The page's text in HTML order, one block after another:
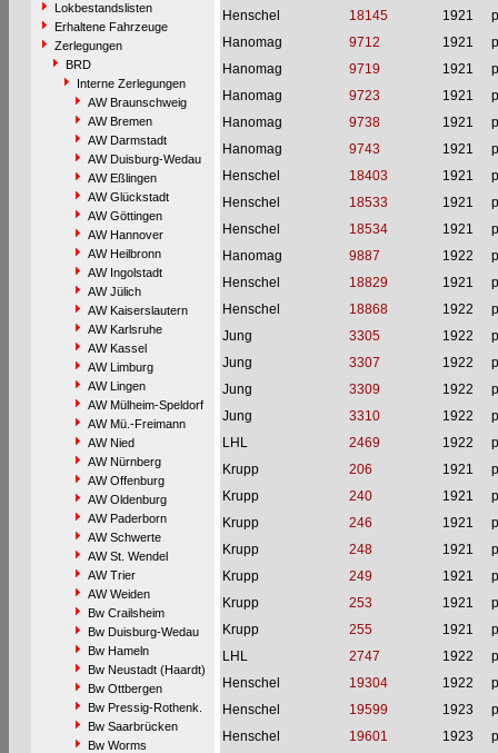
Lokbestandslisten
Erhaltene Fahrzeuge
Zerlegungen
BRD
Interne Zerlegungen
AW Braunschweig
AW Bremen
AW Darmstadt
AW Duisburg-Wedau
AW Eßlingen
AW Glückstadt
AW Göttingen
AW Hannover
AW Heilbronn
AW Ingolstadt
AW Jülich
AW Kaiserslautern
AW Karlsruhe
AW Kassel
AW Limburg
AW Lingen
AW Mülheim-Speldorf
AW Mü.-Freimann
AW Nied
AW Nürnberg
AW Offenburg
AW Oldenburg
AW Paderborn
AW Schwerte
AW St. Wendel
AW Trier
AW Weiden
Bw Crailsheim
Bw Duisburg-Wedau
Bw Hameln
Bw Neustadt (Haardt)
Bw Ottbergen
Bw Pressig-Rothenk.
Bw Saarbrücken
Bw Worms
Henschel
18145 1921
Hanomag
9712 1921
Hanomag
9719 1921
Hanomag
9723 1921
Hanomag
9738 1921
Hanomag
9743 1921
Henschel
18403 1921
Henschel
18533 1921
Henschel
18534 1921
Hanomag
9887 1922
Henschel
18829 1921
Henschel
18868 1922
Jung
3305 1922
Jung
3307 1922
Jung
3309 1922
Jung
3310 1922
LHL
2469 1922
Krupp
206 1921
Krupp
240 1921
Krupp
246 1921
Krupp
248 1921
Krupp
249 1921
Krupp
253 1921
Krupp
255 1921
LHL
2747 1922
Henschel
19304 1922
Henschel
19599 1923
Henschel
19601 1923